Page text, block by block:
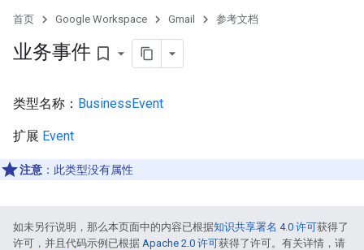
首页 Google Workspace Gmail 参考文档
业务事件 bookmark_border
类型名称： BusinessEvent
扩展 Event
注意 ：此类型没有属性
如未另行说明，那么本页面中的内容已根据知识共享署名 4.0 许可获得了
许可，并且代码示例已根据 Apache 2.0 许可获得了许可。有关详情，请